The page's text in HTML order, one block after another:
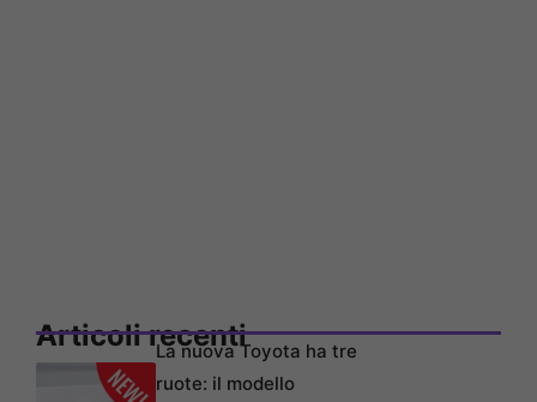
Articoli recentiLa nuova Toyota ha tre
ruote: il modello